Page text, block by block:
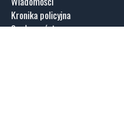
Kronika policyjna
Społeczeństwo